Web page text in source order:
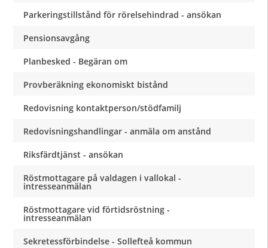
Parkeringstillstånd för rörelsehindrad - ansökan
Pensionsavgång
Planbesked - Begäran om
Provberäkning ekonomiskt bistånd
Redovisning kontaktperson/stödfamilj
Redovisningshandlingar - anmäla om anstånd
Riksfärdtjänst - ansökan
Röstmottagare på valdagen i vallokal -
intresseanmälan
Röstmottagare vid förtidsröstning -
intresseanmälan
Sekretessförbindelse - Sollefteå kommun